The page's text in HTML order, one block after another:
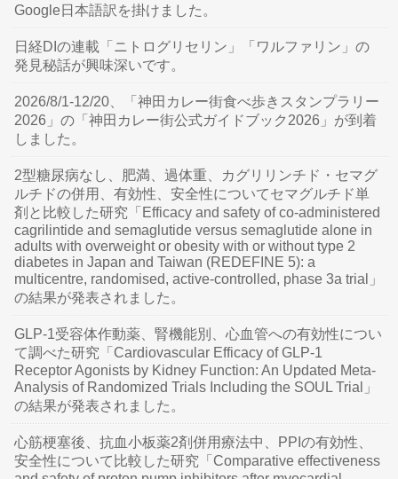
Google日本語訳を掛けました。
日経DIの連載「ニトログリセリン」「ワルファリン」の
発見秘話が興味深いです。
2026/8/1-12/20、「神田カレー街食べ歩きスタンプラリー
2026」の「神田カレー街公式ガイドブック2026」が到着
しました。
2型糖尿病なし、肥満、過体重、カグリリンチド・セマグ
ルチドの併用、有効性、安全性についてセマグルチド単
剤と比較した研究「Efficacy and safety of co-administered
cagrilintide and semaglutide versus semaglutide alone in
adults with overweight or obesity with or without type 2
diabetes in Japan and Taiwan (REDEFINE 5): a
multicentre, randomised, active-controlled, phase 3a trial」
の結果が発表されました。
GLP-1受容体作動薬、腎機能別、心血管への有効性につい
て調べた研究「Cardiovascular Efficacy of GLP-1
Receptor Agonists by Kidney Function: An Updated Meta-
Analysis of Randomized Trials Including the SOUL Trial」
の結果が発表されました。
心筋梗塞後、抗血小板薬2剤併用療法中、PPIの有効性、
安全性について比較した研究「Comparative effectiveness